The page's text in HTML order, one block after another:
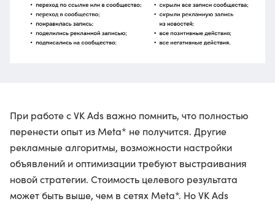
При работе с VK Ads важно помнить, что полностью
перенести опыт из Meta* не получится. Другие
рекламные алгоритмы, возможности настройки
объявлений и оптимизации требуют выстраивания
новой стратегии. Стоимость целевого результата
может быть выше, чем в сетях Meta*. Но VK Ads